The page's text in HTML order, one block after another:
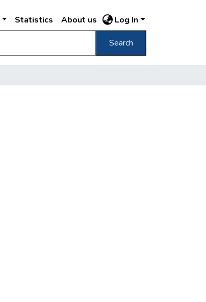
Statistics About us Log In
Search